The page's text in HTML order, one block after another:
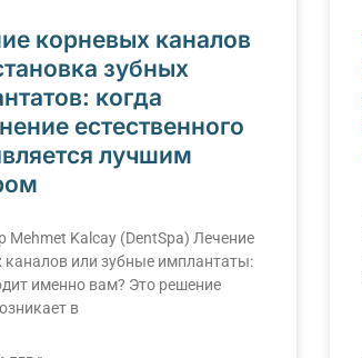
корневых каналов
зубных
когда
естественного
лучшим
Меhmet Kalcay (DentSpa) Лечение
каналов или зубные имплантаты:
именно вам? Это решение
в